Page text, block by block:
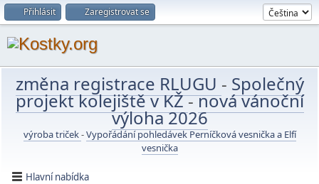
Přihlásit Zaregistrovat se
změna registrace RLUGU - Společný
projekt kolejiště v KŽ-nová vánoční
výloha 2026
výroba triček-Vypořádání pohledávek Perníčková vesnička a Elfí
vesnička
Hlavní nabídka